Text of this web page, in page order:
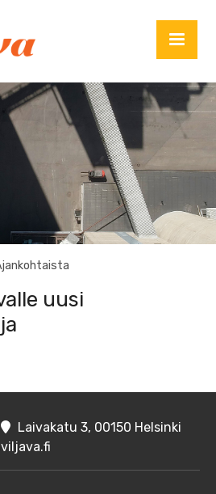
uusi
Laivakatu 3, 00150 Helsinki